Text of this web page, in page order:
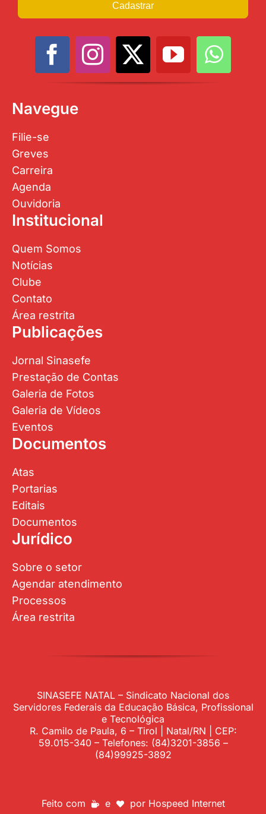
Cadastrar
Navegue
Filie-se
Greves
Carreira
Agenda
Ouvidoria
Institucional
Quem Somos
Notícias
Clube
Contato
Área restrita
Publicações
Jornal Sinasefe
Prestação de Contas
Galeria de Fotos
Galeria de Vídeos
Eventos
Documentos
Atas
Portarias
Editais
Documentos
Jurídico
Sobre o setor
Agendar atendimento
Processos
Área restrita
SINASEFE NATAL – Sindicato Nacional dos
Servidores Federais da Educação Básica, Profissional
e Tecnológica
R. Camilo de Paula, 6 – Tirol | Natal/RN | CEP:
59.015-340 – Telefones: (84)3201-3856 –
(84)99925-3892
Feito com e por Hospeed Internet